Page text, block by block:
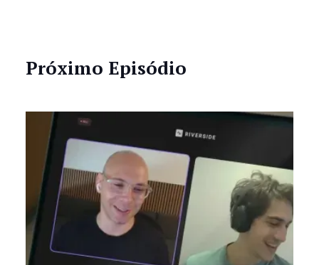
Próximo Episódio